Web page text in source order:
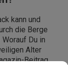
kann und
die Berge
Du in
Alter
Beitrag